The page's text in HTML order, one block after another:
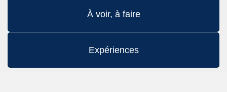
À voir, à faire
Expériences